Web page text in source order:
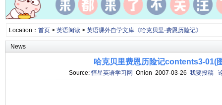
Location： 首页> 英语阅读> 英语课外自学文库《哈克贝里·费恩历险记》
News
哈克贝里费恩历险记contents3-01(
Source:恒星英语学习网 Onion 2007-03-26 我要投稿